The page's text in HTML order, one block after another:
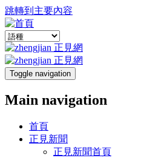
跳轉到主要內容
Toggle navigation
Main navigation
首頁
正見新聞
正見新聞首頁